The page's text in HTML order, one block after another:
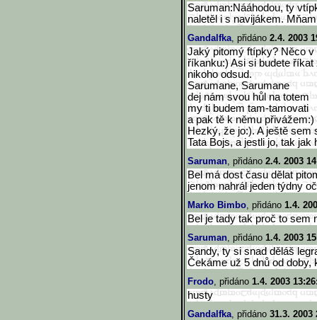
Saruman:Nááhodou, ty
naletěl i s navijákem.
Gandalfka, přidáno 2.4. 2003
Jaký pitomý ftípky? Něco
říkanku:) Asi si budete
nikoho odsud.
Sarumane, Sarumane
dej nám svou hůl na totem
my ti budem tam-tamovati
a pak tě k němu přivážem:)
Hezký, že jo:). A ještě sem
Tata Bojs, a jestli jo, tak jak
Saruman, přidáno 2.4. 2003
Bel má dost času dělat
jenom nahrál jeden týdny
Marko Bimbo, přidáno 1.4.
Bel je tady tak proč to sem
Saruman, přidáno 1.4. 2003
Sandy, ty si snad děláš
Čekáme už 5 dnů od doby,
Frodo, přidáno 1.4. 2003
husty
Gandalfka, přidáno 31.3. 2003